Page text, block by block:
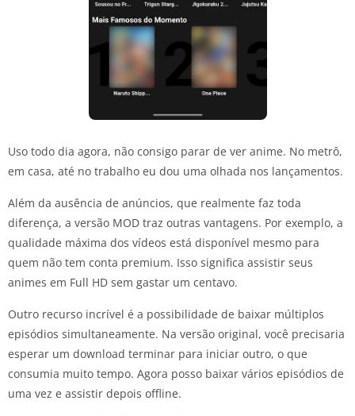
Uso todo dia agora, não consigo parar de ver anime. No metrô,
em casa, até no trabalho eu dou uma olhada nos lançamentos.
Além da ausência de anúncios, que realmente faz toda
diferença, a versão MOD traz outras vantagens. Por exemplo, a
qualidade máxima dos vídeos está disponível mesmo para
quem não tem conta premium. Isso significa assistir seus
animes em Full HD sem gastar um centavo.
Outro recurso incrível é a possibilidade de baixar múltiplos
episódios simultaneamente. Na versão original, você precisaria
esperar um download terminar para iniciar outro, o que
consumia muito tempo. Agora posso baixar vários episódios de
uma vez e assistir depois offline.